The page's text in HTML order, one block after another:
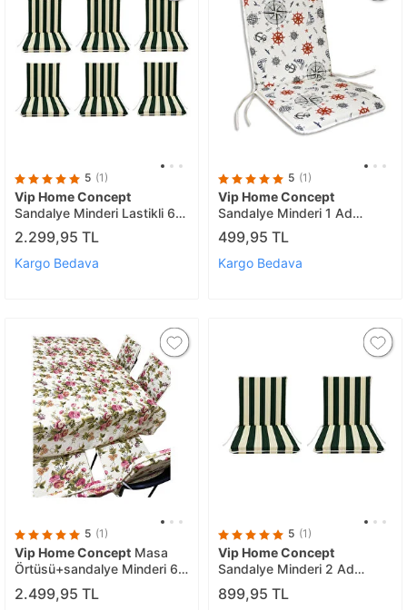
5 (1)
Vip Home Concept
Sandalye Minderi Lastikli 6
Ad(yeşilbyz)
2.299,95 TL
Kargo Bedava
5 (1)
Vip Home Concept
Sandalye Minderi 1 Ad
(marinçapa)
499,95 TL
Kargo Bedava
5 (1)
Vip Home Concept Masa
Örtüsü+sandalye Minderi 6
Ad(i.g)
2.499,95 TL
5 (1)
Vip Home Concept
Sandalye Minderi 2 Ad
(yeşilbeyaz)
899,95 TL